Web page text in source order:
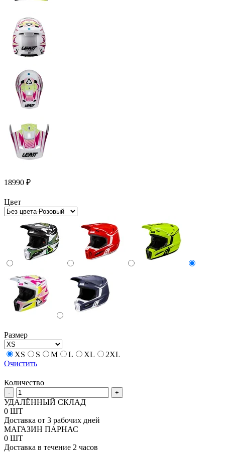
18990 ₽
Цвет
Размер
XS S M L XL
2XL
Очистить
Количество
-
Количество
товара
Кроссовый
шлем
Leatt
3.5
+
+
УДАЛЁННЫЙ СКЛАД
0 ШТ
Доставка от 3 рабочих дней
МАГАЗИН ПАРНАС
0 ШТ
Доставка в течение 2 часов